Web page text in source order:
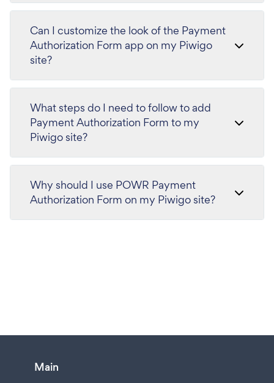
Can I customize the look of the Payment
Authorization Form app on my Piwigo
site?
What steps do I need to follow to add
Payment Authorization Form to my
Piwigo site?
Why should I use POWR Payment
Authorization Form on my Piwigo site?
Main